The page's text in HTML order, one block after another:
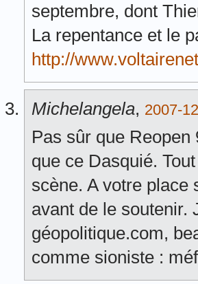
septembre, dont
La repentance et le
http://
Michelangela, 2007-
Pas sûr que
que ce Dasquié.
scène. A votre place
avant de le soutenir.
géopolitique.com,
comme sioniste :